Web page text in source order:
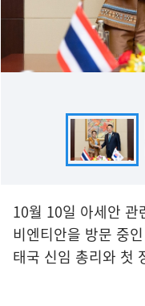
10월 10일 아세안 관
비엔티안을 방문 중
태국 신임 총리와 첫